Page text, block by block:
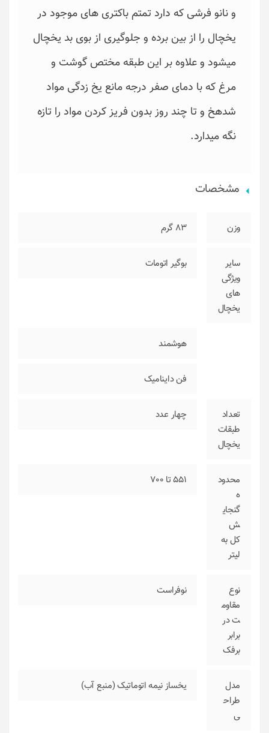
و نانو فرشی که دارد تمتم باکتری های موجود در
یخچال را از بین برده و جلوگیری از بوی بد یخچال
میشود و علاوه بر این طبقه مختص گوشت و
مرغ که با دمای صفر درجه مانع یخ زدگی مواد
شدهخ و تا چند روز بدون فریز کردن مواد را تازه
نگه میدارد.
مشخصات
وزن 83 گرم
سایر
ویژگی‌
های
یخچال
بوگیر اتومات
هوشمند
فن داینامیک
تعداد
طبقات
یخچال
چهار عدد
محدود
ه
گنجای
ش
کل به
لیتر
551 تا 700
نوع
مقاوم
ت در
برابر
برفک
نوفراست
مدل
طراح
ی
یخساز نیمه اتوماتیک (منبع آب)